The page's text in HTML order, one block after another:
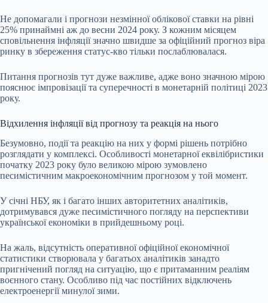
Не допомагали і прогнози незмінної облікової ставки на рівні
25% принаймні аж до весни 2024 року. З кожним місяцем
сповільнення інфляції значно швидше за офіційний прогноз віра
ринку в збереження статус-кво тільки послаблювалася.
Питання прогнозів тут дуже важливе, адже воно значною мірою
пояснює імпровізації та суперечності в монетарній політиці 2023
року.
Відхилення інфляції від прогнозу та реакція на нього
Безумовно, події та реакцію на них у формі рішень потрібно
розглядати у комплексі. Особливості монетарної еквілібристики
початку 2023 року було великою мірою зумовлено
песимістичним макроекономічним прогнозом у той момент.
У січні НБУ, як і багато інших авторитетних аналітиків,
дотримувався дуже песимістичного погляду на перспективи
української економіки в прийдешньому році.
На жаль, відсутність оперативної офіційної економічної
статистики створювала у багатьох аналітиків занадто
пригнічений погляд на ситуацію, що є притаманним реаліям
воєнного стану. Особливо під час постійних відключень
електроенергії минулої зими.